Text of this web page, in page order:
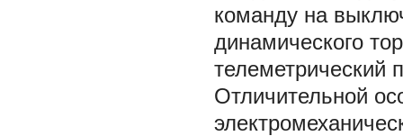
команду на
динамического
телеметрический
Отличительной